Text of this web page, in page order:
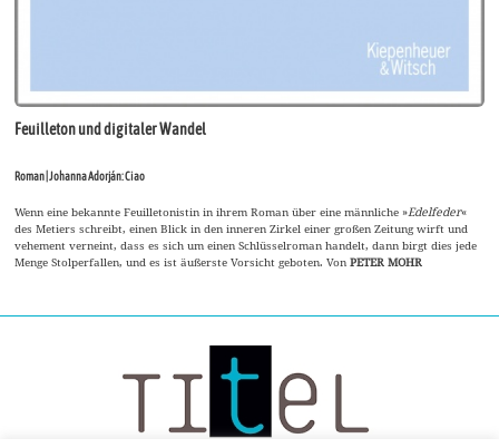
Feuilleton und digitaler Wandel
Roman | Johanna Adorján: Ciao
Wenn eine bekannte Feuilletonistin in ihrem Roman über eine männliche »Edelfeder«
des Metiers schreibt, einen Blick in den inneren Zirkel einer großen Zeitung wirft und
vehement verneint, dass es sich um einen Schlüsselroman handelt, dann birgt dies jede
Menge Stolperfallen, und es ist äußerste Vorsicht geboten. VonPETER MOHR